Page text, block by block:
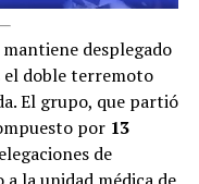
desplegado
doble terremoto
El grupo, que partió
por 13
de